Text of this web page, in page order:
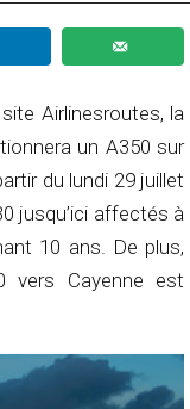
Airlinesroutes, la
un A350 sur
du lundi 29 juillet
jusqu’ici affectés à
10 ans. De plus,
vers Cayenne est